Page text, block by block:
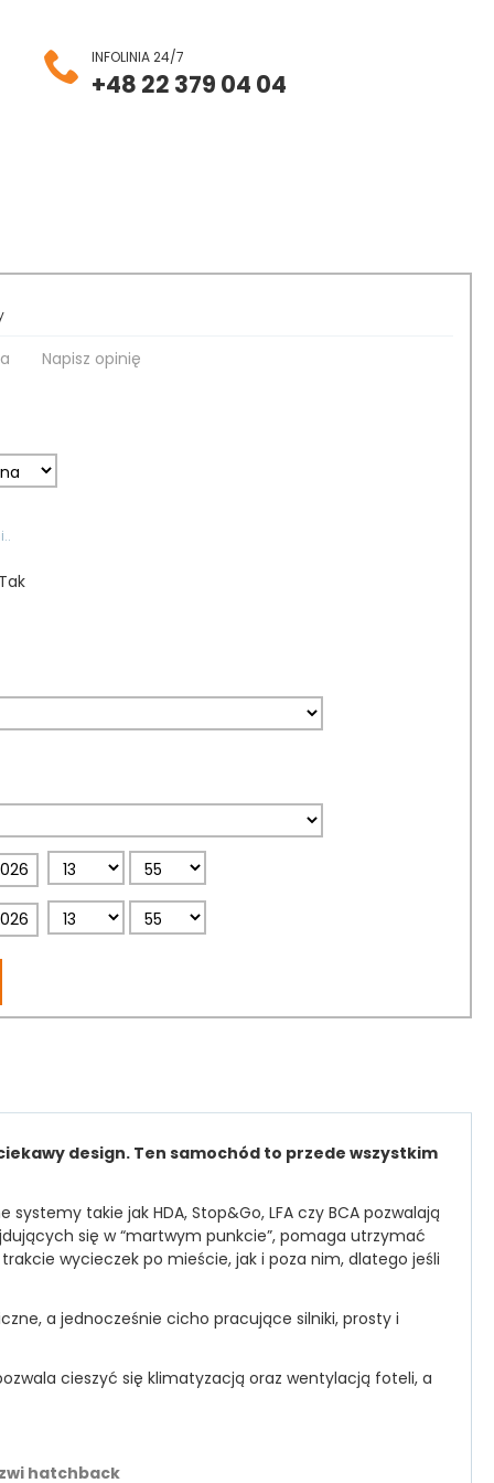
INFOLINIA 24/7
+48 22 379 04 04
Napisz opinię
Tak
design. Ten samochód to przede wszystkim
takie jak HDA, Stop&Go, LFA czy BCA pozwalają
się w “martwym punkcie”, pomaga utrzymać
wycieczek po mieście, jak i poza nim, dlatego jeśli
a jednocześnie cicho pracujące silniki, prosty i
cieszyć się klimatyzacją oraz wentylacją foteli, a
hatchback